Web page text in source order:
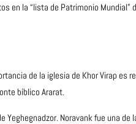
en la “lista de Patrimonio Mundial”
de la iglesia de Khor Virap es
bíblico Ararat.
Yeghegnadzor. Noravank fue una de